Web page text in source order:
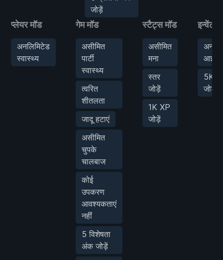
जोड़ें
प्लेयर मॉड
अनलिमिटेड
स्वास्थ्य
गेम मॉड
असीमित
पार्टी
स्वास्थ्य
त्वरित
शीतलता
जादू हटाएं
असीमित
चुपके
चालबाज
कोई
उपकरण
आवश्यकताएं
नहीं
5 विशेषता
अंक जोड़ें
स्टैट्स मॉड
असीमित
मना
स्तर
जोड़ें
1K XP
जोड़ें
इन्वेंट्री
5K
जोड़ें